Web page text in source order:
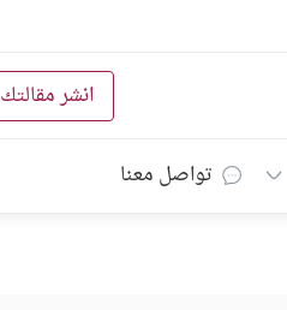
انشر مقالتك
تواصل معنا